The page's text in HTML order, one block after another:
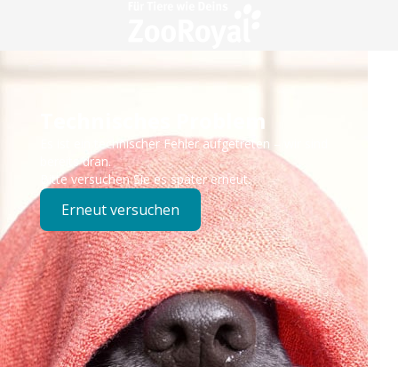
Technisches Problem
Es ist ein technischer Fehler aufgetreten – wir sind
bereits dran.
Bitte versuchen Sie es später erneut.
Erneut versuchen